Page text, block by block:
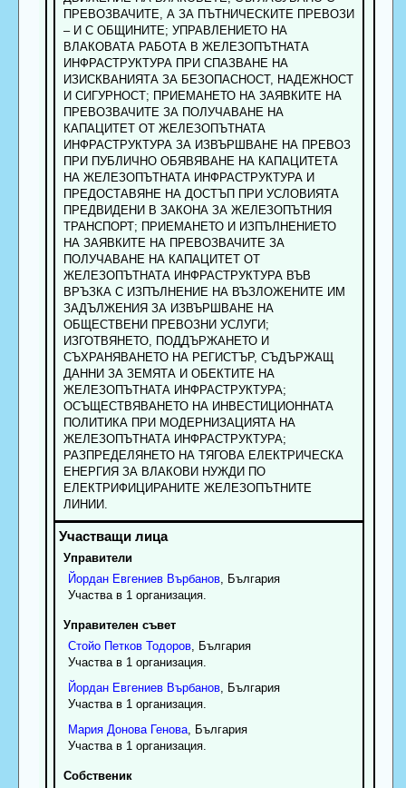
ПРЕВОЗВАЧИТЕ, А ЗА ПЪТНИЧЕСКИТЕ ПРЕВОЗИ
– И С ОБЩИНИТЕ; УПРАВЛЕНИЕТО НА
ВЛАКОВАТА РАБОТА В ЖЕЛЕЗОПЪТНАТА
ИНФРАСТРУКТУРА ПРИ СПАЗВАНЕ НА
ИЗИСКВАНИЯТА ЗА БЕЗОПАСНОСТ, НАДЕЖНОСТ
И СИГУРНОСТ; ПРИЕМАНЕТО НА ЗАЯВКИТЕ НА
ПРЕВОЗВАЧИТЕ ЗА ПОЛУЧАВАНЕ НА
КАПАЦИТЕТ ОТ ЖЕЛЕЗОПЪТНАТА
ИНФРАСТРУКТУРА ЗА ИЗВЪРШВАНЕ НА ПРЕВОЗ
ПРИ ПУБЛИЧНО ОБЯВЯВАНЕ НА КАПАЦИТЕТА
НА ЖЕЛЕЗОПЪТНАТА ИНФРАСТРУКТУРА И
ПРЕДОСТАВЯНЕ НА ДОСТЪП ПРИ УСЛОВИЯТА
ПРЕДВИДЕНИ В ЗАКОНА ЗА ЖЕЛЕЗОПЪТНИЯ
ТРАНСПОРТ; ПРИЕМАНЕТО И ИЗПЪЛНЕНИЕТО
НА ЗАЯВКИТЕ НА ПРЕВОЗВАЧИТЕ ЗА
ПОЛУЧАВАНЕ НА КАПАЦИТЕТ ОТ
ЖЕЛЕЗОПЪТНАТА ИНФРАСТРУКТУРА ВЪВ
ВРЪЗКА С ИЗПЪЛНЕНИЕ НА ВЪЗЛОЖЕНИТЕ ИМ
ЗАДЪЛЖЕНИЯ ЗА ИЗВЪРШВАНЕ НА
ОБЩЕСТВЕНИ ПРЕВОЗНИ УСЛУГИ;
ИЗГОТВЯНЕТО, ПОДДЪРЖАНЕТО И
СЪХРАНЯВАНЕТО НА РЕГИСТЪР, СЪДЪРЖАЩ
ДАННИ ЗА ЗЕМЯТА И ОБЕКТИТЕ НА
ЖЕЛЕЗОПЪТНАТА ИНФРАСТРУКТУРА;
ОСЪЩЕСТВЯВАНЕТО НА ИНВЕСТИЦИОННАТА
ПОЛИТИКА ПРИ МОДЕРНИЗАЦИЯТА НА
ЖЕЛЕЗОПЪТНАТА ИНФРАСТРУКТУРА;
РАЗПРЕДЕЛЯНЕТО НА ТЯГОВА ЕЛЕКТРИЧЕСКА
ЕНЕРГИЯ ЗА ВЛАКОВИ НУЖДИ ПО
ЕЛЕКТРИФИЦИРАНИТЕ ЖЕЛЕЗОПЪТНИТЕ
ЛИНИИ.
Управители
Йордан Евгениев Върбанов, България
Участва в 1 организация.
Управителен съвет
Стойо Петков Тодоров, България
Участва в 1 организация.
Йордан Евгениев Върбанов, България
Участва в 1 организация.
Мария Донова Генова, България
Участва в 1 организация.
Собственик